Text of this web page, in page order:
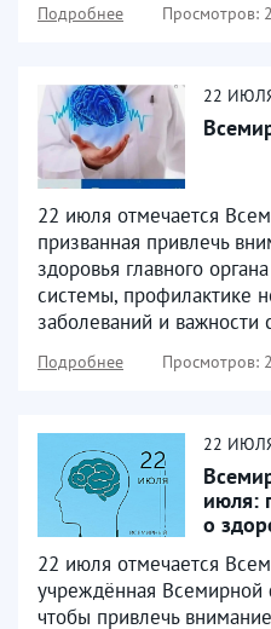
Подробнее Просмотров:
22
22 июля отмечается
призванная привлечь
здоровья главного
системы, профилактике
заболеваний и важности
Подробнее Просмотров:
22
июля:
о
22 июля отмечается
учреждённая Всемирной
чтобы привлечь